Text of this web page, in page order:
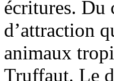
écritures. Du
d’attraction
animaux
Truffaut. Le